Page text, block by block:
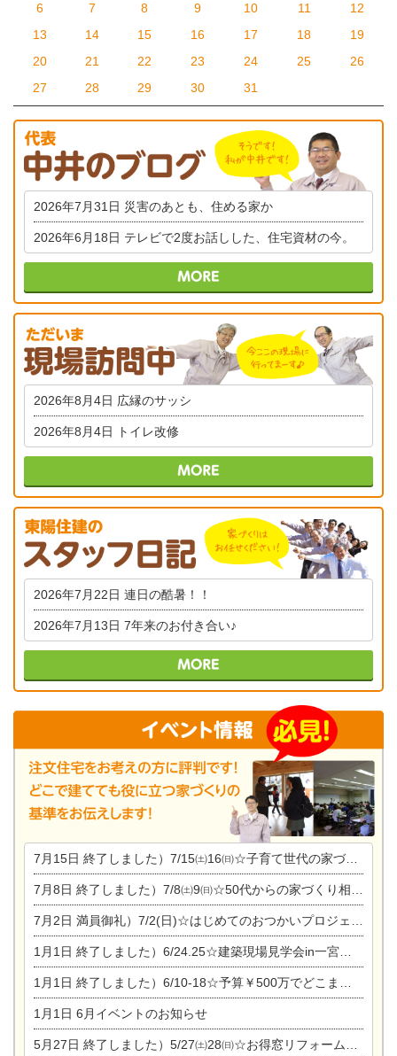
6
7 8 9 10 11
12
13
14 15 16 17 18
19
20
21 22 23 24 25
26
27
28 29 30 31
2026年7月31日 災害のあとも、住める家か
2026年6月18日 テレビで2度お話しした、住宅資材の今。
2026年8月4日 広縁のサッシ
2026年8月4日 トイレ改修
2026年7月22日 連日の酷暑！！
2026年7月13日 7年来のお付き合い♪
7月15日 終了しました）7/15㈯16㈰☆子育て世代の家づくり相談会
7月8日 終了しました）7/8㈯9㈰☆50代からの家づくり相談会
7月2日 満員御礼）7/2(日)☆はじめてのおつかいプロジェクト
1月1日 終了しました）6/24.25☆建築現場見学会in一宮市木曽川町
1月1日 終了しました）6/10-18☆予算￥500万でどこまでできるの？リフォーム相談会
1月1日 6月イベントのお知らせ
5月27日 終了しました）5/27㈯28㈰☆お得窓リフォーム個別相談会